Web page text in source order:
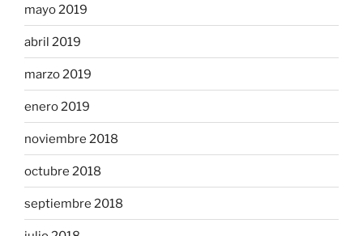
mayo 2019
abril 2019
marzo 2019
enero 2019
noviembre 2018
octubre 2018
septiembre 2018